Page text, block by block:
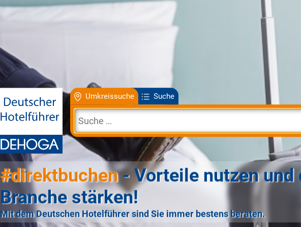
Umkreissuche Suche
#direktbuchen- Vorteile nutzen und
Branche stärken!
Mit dem Deutschen Hotelführer sind Sie immer bestens beraten.